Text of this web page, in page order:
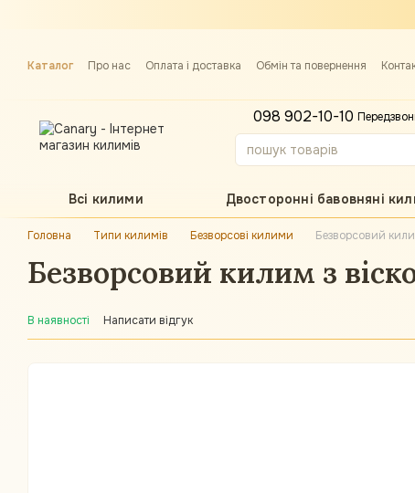
Каталог Про нас Оплата і доставка Обмін та повернення
098 902-10-10
Всі килими Двосторонні бавовняні
Головна Типи килимів Безворсові килими Безворсовий
Безворсовий килим з
В наявності Написати відгук